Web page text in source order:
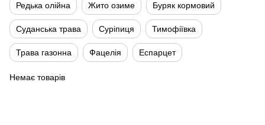
Редька олійна Жито озиме Буряк кормовий
Суданська трава Суріпиця Тимофіївка
Трава газонна Фацелія Еспарцет
Немає товарів